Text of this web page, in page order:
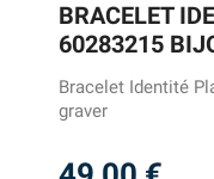
BRACELET
60283215
Bracelet Identité
graver